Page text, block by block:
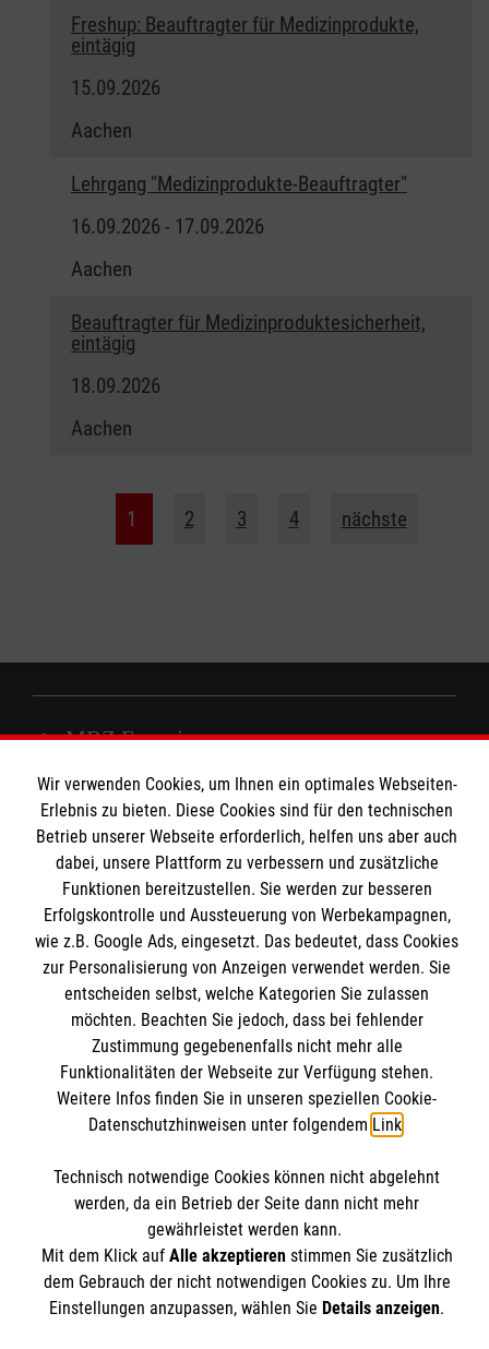
Freshup: Beauftragter für Medizinprodukte,
eintägig
15.09.2026
Aachen
Lehrgang "Medizinprodukte-Beauftragter"
16.09.2026 - 17.09.2026
Aachen
Beauftragter für Medizinproduktesicherheit,
eintägig
18.09.2026
Aachen
1 2 3 4 nächste
MBZ Euregio
Kurse für Ärzte
Kurse für Rettungsdienstler
Internationale Kurskonzepte
Informationen
Kontakt
Impressum
Datenschutz
AGB
Malteser online
Malteserorden
Malteser Jugend
Malteser International
Sharepoint
Soziale Netzwerke
Der Malteser Hilfsdienst e.V. ist als eingetragene
gemeinnützige Organisation von der Körperschaft- und
Gewerbesteuer befreit.
Wir verwenden Cookies, um Ihnen ein optimales Webseiten-
Erlebnis zu bieten. Diese Cookies sind für den technischen
Betrieb unserer Webseite erforderlich, helfen uns aber auch
dabei, unsere Plattform zu verbessern und zusätzliche
Funktionen bereitzustellen. Sie werden zur besseren
Erfolgskontrolle und Aussteuerung von Werbekampagnen,
wie z.B. Google Ads, eingesetzt. Das bedeutet, dass Cookies
zur Personalisierung von Anzeigen verwendet werden. Sie
entscheiden selbst, welche Kategorien Sie zulassen
möchten. Beachten Sie jedoch, dass bei fehlender
Zustimmung gegebenenfalls nicht mehr alle
Funktionalitäten der Webseite zur Verfügung stehen.
Weitere Infos finden Sie in unseren speziellen Cookie-
Datenschutzhinweisen unter folgendem Link.
Technisch notwendige Cookies können nicht abgelehnt
werden, da ein Betrieb der Seite dann nicht mehr
gewährleistet werden kann.
Mit dem Klick auf Alle akzeptierenstimmen Sie zusätzlich
dem Gebrauch der nicht notwendigen Cookies zu. Um Ihre
Einstellungen anzupassen, wählen Sie Details anzeigen.